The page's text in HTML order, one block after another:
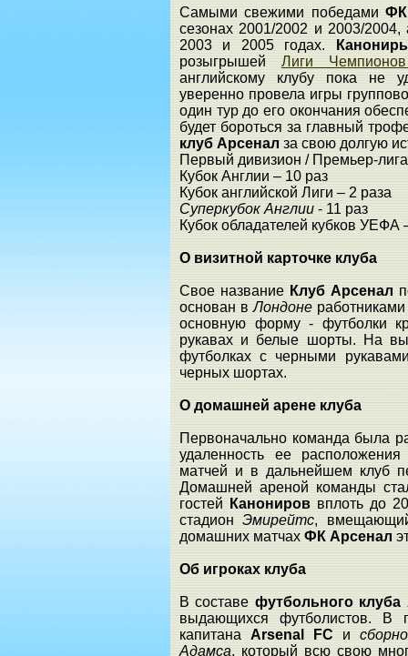
Самыми свежими победами ФК
сезонах 2001/2002 и 2003/
2003 и 2005 годах.
розыгрышей Лиги
английскому клубу пока не
уверенно провела игры
один тур до его окончания
будет бороться за главный
клуб Арсенал за свою долгую
Первый дивизион / Премьер-
Кубок Англии – 10 раз
Кубок английской Лиги – 2 раза
Суперкубок Англии - 11 раз
Кубок обладателей кубков УЕФА
О визитной карточке клуба
Свое название Клуб Арсенал
основан вЛондоне
основную форму - футболки
рукавах и белые шорты. На
футболках с черными
черных шортах.
О домашней арене клуба
Первоначально команда была
удаленность ее
матчей и в дальнейшем клуб
Домашней ареной команды
гостей
Канониров вплоть до
стадионЭмирейтс,
домашних матчах ФК Арсенал
Об игроках клуба
В составе футбольного клуба
выдающихся футболистов. В
капитана Arsenal FC и
Адамса, который всю свою